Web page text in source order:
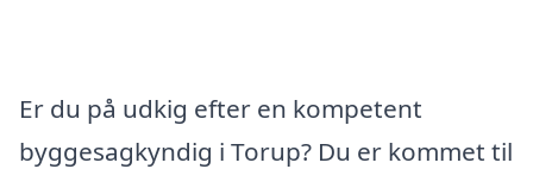
Er du på udkig efter en kompetent
byggesagkyndig i Torup? Du er kommet til